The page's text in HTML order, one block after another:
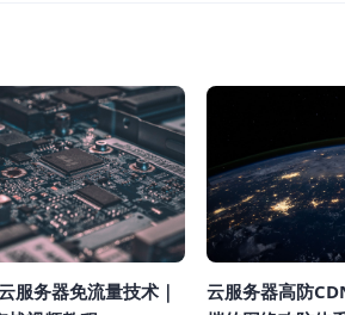
服务器免流量技术｜
云服务器高防